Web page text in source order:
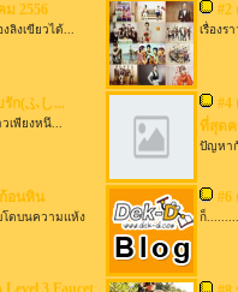
2556
งเขียวได้...
#2
เรื่องร
ก(ふし ...
เพียงหนึ...
#4
ที่สุด
ปัญหา
อนหิน
โตบนความแห้ง
#6
ก็
3 Faucet